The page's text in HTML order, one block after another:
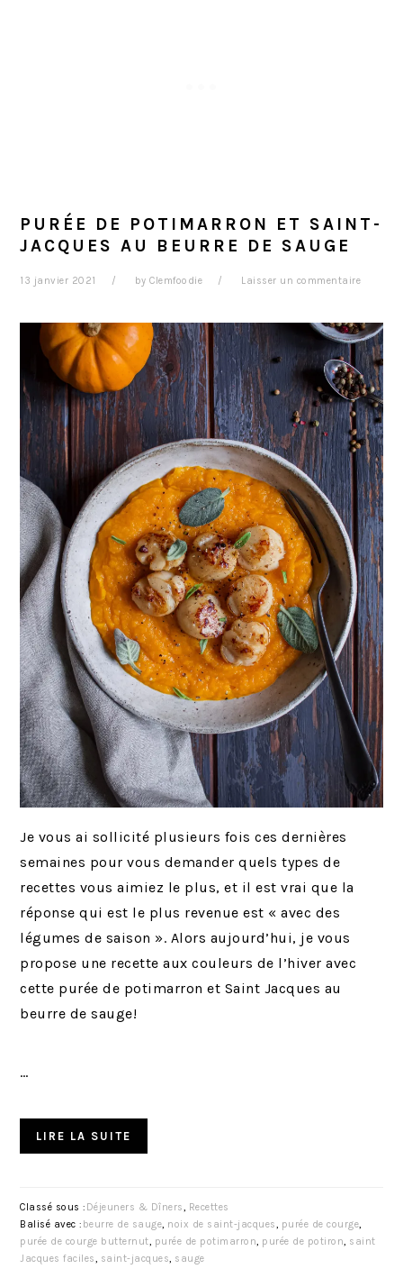
PURÉE DE POTIMARRON ET SAINT-
JACQUES AU BEURRE DE SAUGE
13 janvier 2021 byClemfoodie Laisser un commentaire
Je vous ai sollicité plusieurs fois ces dernières
semaines pour vous demander quels types de
recettes vous aimiez le plus, et il est vrai que la
réponse qui est le plus revenue est « avec des
légumes de saison ». Alors aujourd’hui, je vous
propose une recette aux couleurs de l’hiver avec
cette purée de potimarron et Saint Jacques au
beurre de sauge!
…
LIRE LA SUITE
Classé sous : Déjeuners & Dîners, Recettes
Balisé avec : beurre de sauge, noix de saint-jacques, purée de courge,
purée de courge butternut, purée de potimarron, purée de potiron, saint
Jacques faciles, saint-jacques, sauge